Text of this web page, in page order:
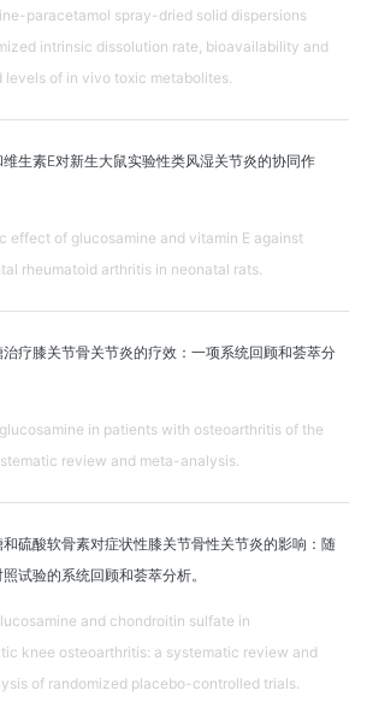
paracetamol spray-dried solid dispersions
intrinsic dissolution rate, bioavailability and
levels of in vivo toxic metabolites.
生素E对新生大鼠实验性类风湿关节炎的协同作
effect of glucosamine and vitamin E against
rheumatoid arthritis in neonatal rats.
疗膝关节骨关节炎的疗效：一项系统回顾和荟萃分
in patients with osteoarthritis of the
review and meta-analysis.
硫酸软骨素对症状性膝关节骨性关节炎的影响：随
试验的系统回顾和荟萃分析。
and chondroitin sulfate in
knee osteoarthritis: a systematic review and
of randomized placebo-controlled trials.